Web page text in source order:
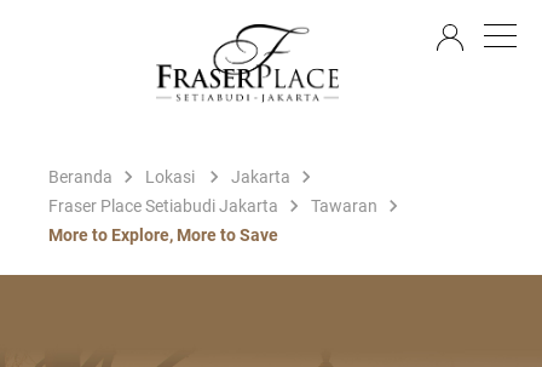
Beranda Lokasi
Jakarta
Fraser Place Setiabudi Jakarta
Tawaran
More to Explore, More to Save